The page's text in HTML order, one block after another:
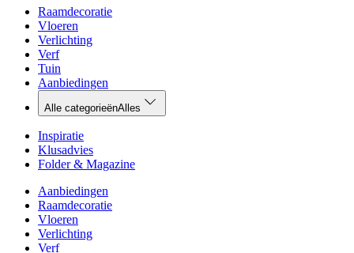
Raamdecoratie
Vloeren
Verlichting
Verf
Tuin
Aanbiedingen
Alle categorieënAlles
Inspiratie
Klusadvies
Folder & Magazine
Aanbiedingen
Raamdecoratie
Vloeren
Verlichting
Verf